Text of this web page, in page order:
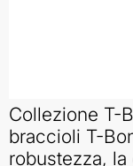
Collezione T-
braccioli T-
robustezza,